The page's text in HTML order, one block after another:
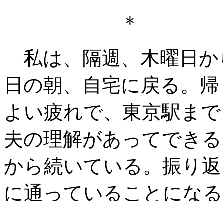
＊
私は、隔週、木曜日
日の朝、自宅に戻る。
よい疲れで、東京駅ま
夫の理解があってでき
から続いている。振り
に通っていることにな